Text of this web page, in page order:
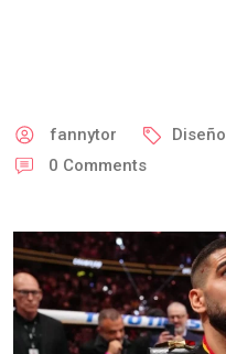
fannytor Diseño
0 Comments